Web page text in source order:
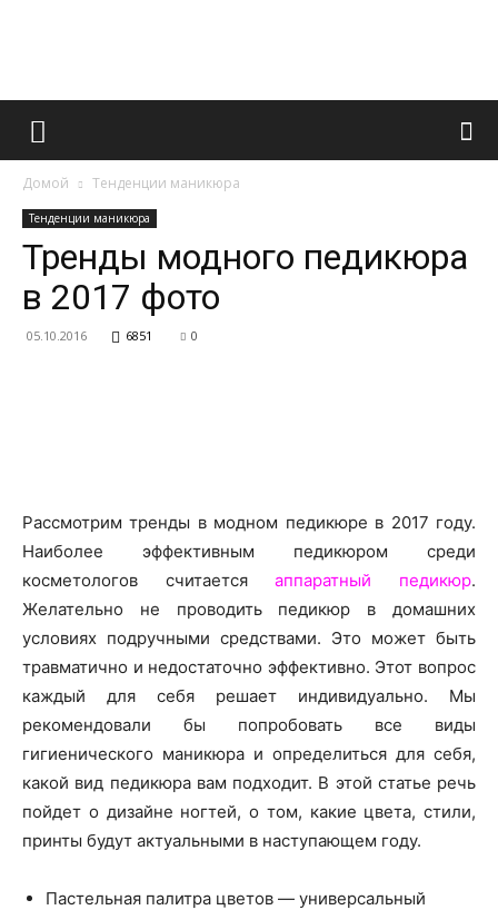
Французский
Домой Тенденции маникюра
Тенденции маникюра
Тренды модного педикюра
в 2017 фото
05.10.2016 6851 0
Рассмотрим тренды в модном педикюре в 2017 году.
Наиболее эффективным педикюром среди
косметологов считаетсяаппаратный педикюр.
Желательно не проводить педикюр в домашних
условиях подручными средствами. Это может быть
травматично и недостаточно эффективно. Этот вопрос
каждый для себя решает индивидуально. Мы
рекомендовали бы попробовать все виды
гигиенического маникюра и определиться для себя,
какой вид педикюра вам подходит. В этой статье речь
пойдет о дизайне ногтей, о том, какие цвета, стили,
принты будут актуальными в наступающем году.
Пастельная палитра цветов — универсальный